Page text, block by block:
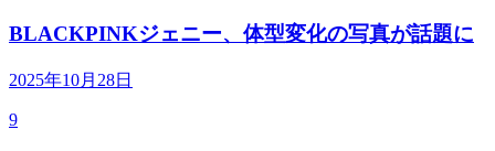
BLACKPINKジェニー、体型変化の写真が話題に
2025年10月28日
9